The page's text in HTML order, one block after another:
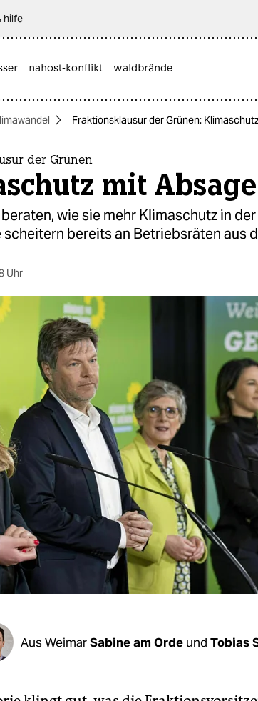
hilfe
nahost-konflikt waldbrände
Fraktionsklausur der Grünen:
der Grünen
mit Absage
wie sie mehr Klimaschutz in
scheitern bereits an Betriebsräten aus
Uhr
Aus WeimarSabine am Orde und Tobias